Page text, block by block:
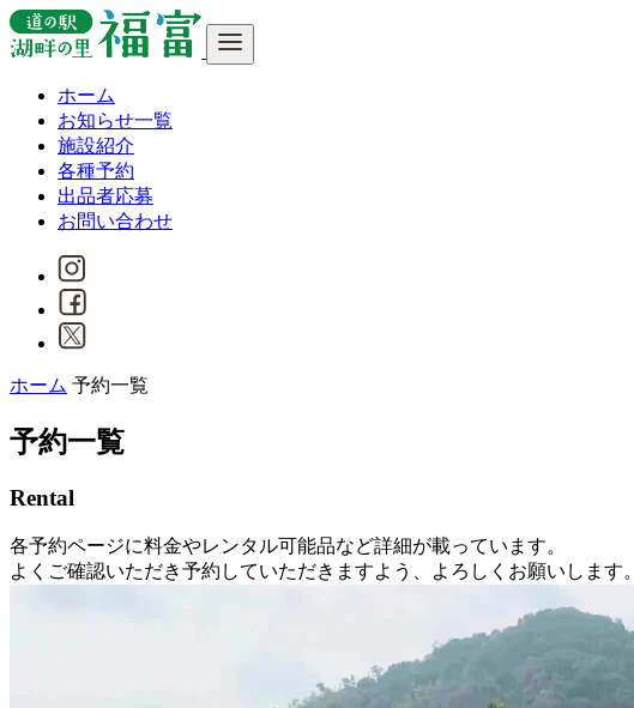
ホーム
お知らせ一覧
施設紹介
各種予約
出品者応募
お問い合わせ
ホーム 予約一覧
予約一覧
Rental
各予約ページに料金やレンタル可能品など詳細が載っています。
よくご確認いただき予約していただきますよう、よろしくお願いします。